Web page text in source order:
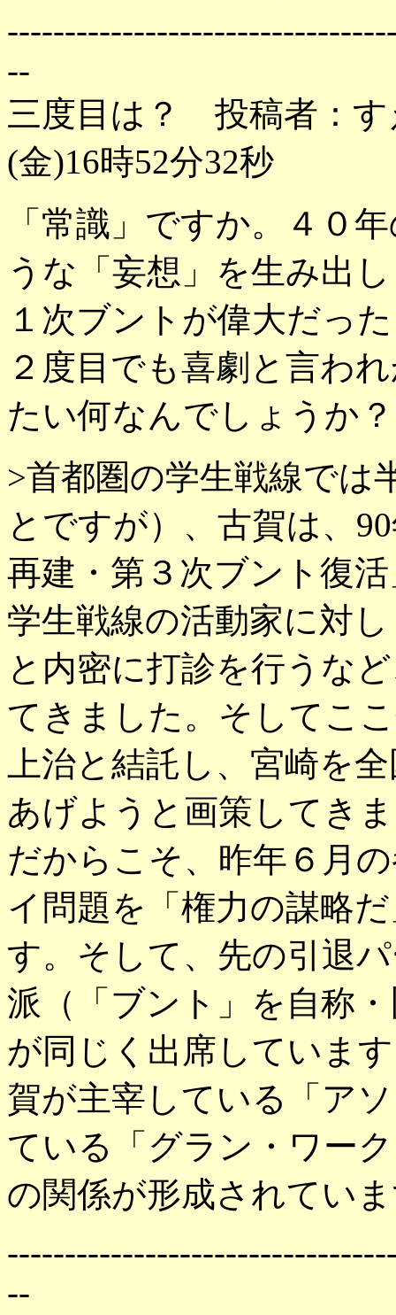
--
三度目は？ 投稿者：
(金)16時52分32秒
「常識」ですか。４０
うな「妄想」を生み出
１次ブントが偉大だっ
２度目でも喜劇と言わ
たい何なんでしょうか
>首都圏の学生戦線では
とですが）、古賀は、
再建・第３次ブント復
学生戦線の活動家に対
と内密に打診を行うな
てきました。そしてこ
上治と結託し、宮崎を
あげようと画策してき
だからこそ、昨年６月
イ問題を「権力の謀略
す。そして、先の引退
派（「ブント」を自称
が同じく出席していま
賀が主宰している「ア
ている「グラン・ワー
の関係が形成されてい
--